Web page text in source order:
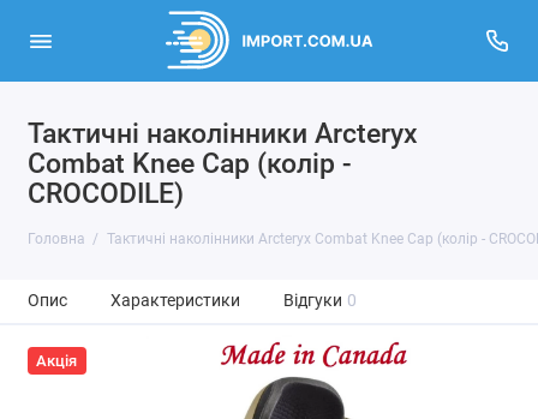
Тактичні наколінники Arcteryx
Combat Knee Cap (колір -
CROCODILE)
Головна Тактичні наколінники Arcteryx Combat Knee Cap (колір -
Опис Характеристики Відгуки 0
Акція